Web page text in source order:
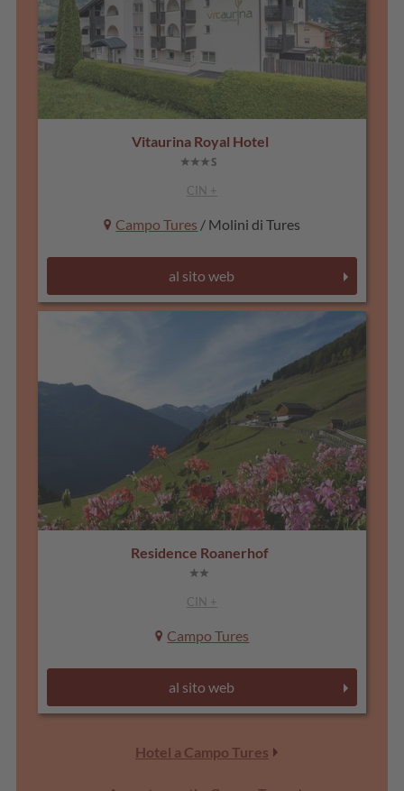
Vitaurina Royal Hotel
CIN +
Campo Tures / Molini di Tures
al sito web
Residence Roanerhof
CIN +
Campo Tures
al sito web
Hotel a Campo Tures